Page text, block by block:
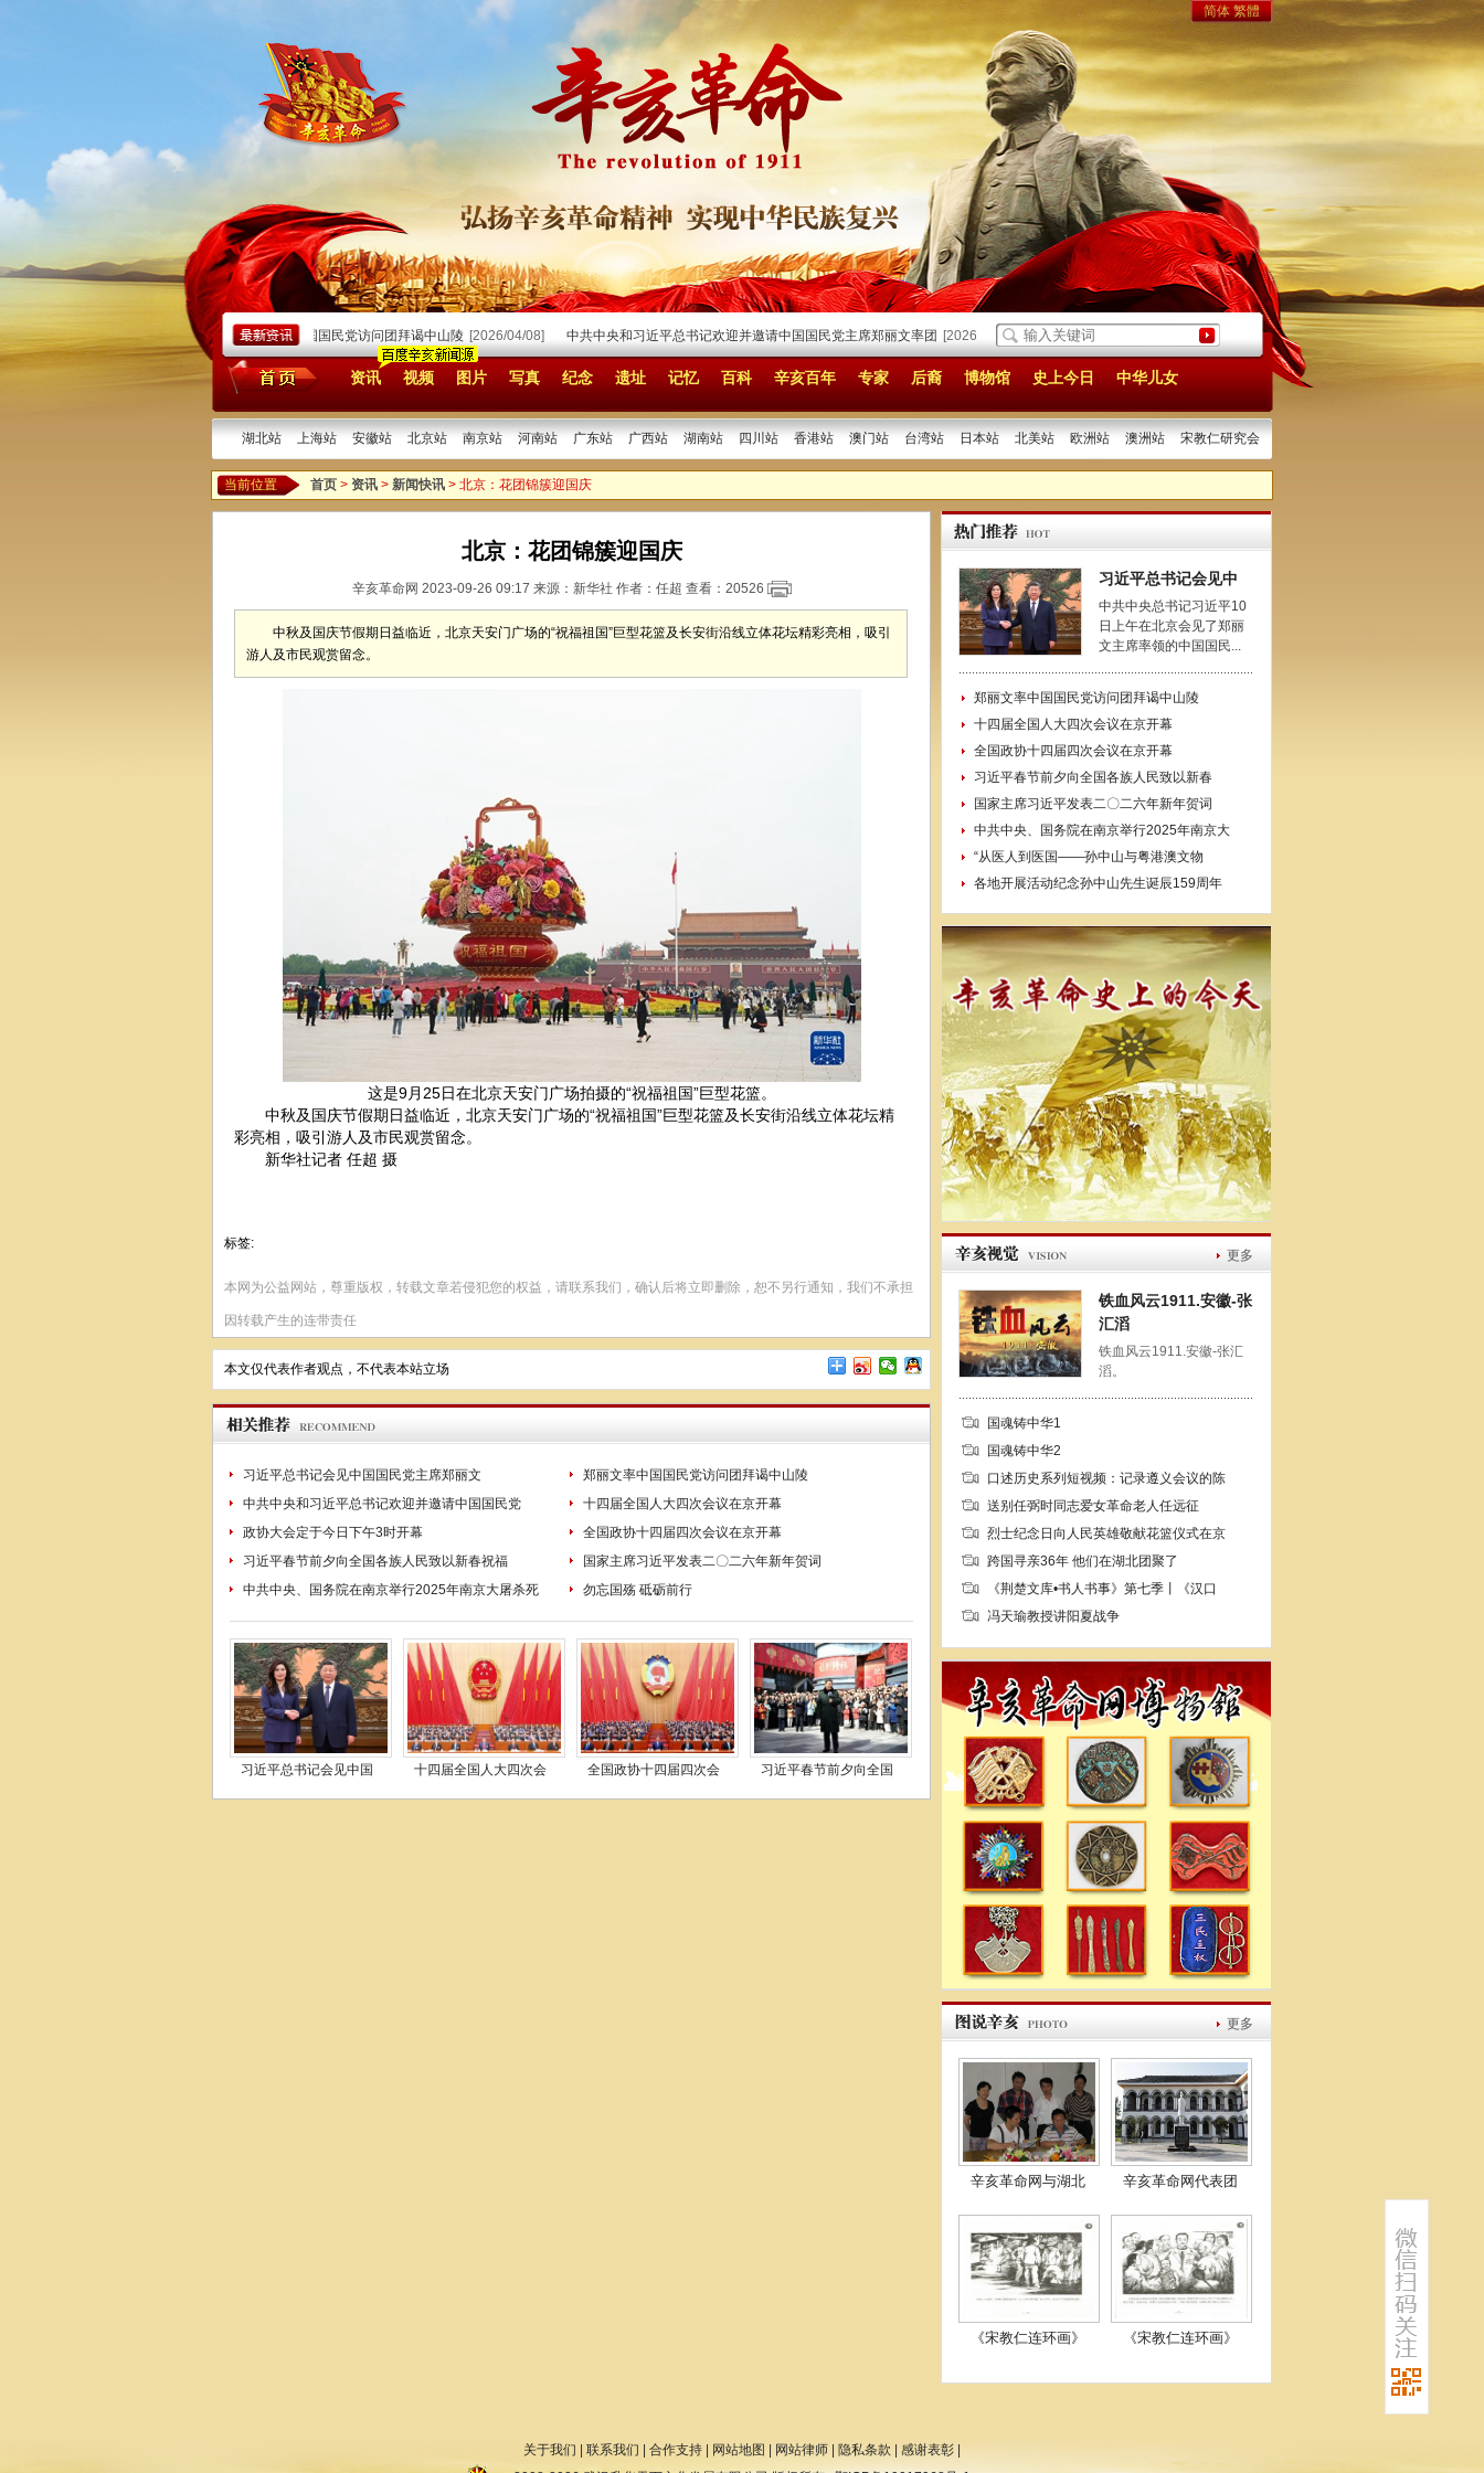
简体 繁體
国民党主席郑丽文 [2026/04/10] 郑丽文率中国国民党访问团拜谒中山陵 [2026/04/08] 中共中央和习近平总书记欢迎并邀请中国国民党主席郑丽文率团 [2026/03/30] 十四届全国人大四次会议在京开幕 [2026/03/06] 全国政协十四届四次会议在
资讯 视频 图片 写真 纪念 遗址 记忆 百科 辛亥百年 专家 后裔 博物馆 史上今日 中华儿女
湖北站 上海站 安徽站 北京站 南京站 河南站 广东站 广西站 湖南站 四川站 香港站 澳门站 台湾站 日本站 北美站 欧洲站 澳洲站 宋教仁研究会
当前位置 首页 > 资讯 > 新闻快讯 > 北京：花团锦簇迎国庆
北京：花团锦簇迎国庆
辛亥革命网 2023-09-26 09:17 来源： 新华社 作者：任超 查看： 20526
中秋及国庆节假期日益临近，北京天安门广场的“祝福祖国”巨型花篮及长安街沿线立体花坛精彩亮相，吸引
游人及市民观赏留念。
这是9月25日在北京天安门广场拍摄的“祝福祖国”巨型花篮。
中秋及国庆节假期日益临近，北京天安门广场的“祝福祖国”巨型花篮及长安街沿线立体花坛精
彩亮相，吸引游人及市民观赏留念。
新华社记者 任超 摄
标签:
本网为公益网站，尊重版权，转载文章若侵犯您的权益，请联系我们，确认后将立即删除，恕不另行通知，我们不承担
因转载产生的连带责任
本文仅代表作者观点，不代表本站立场
习近平总书记会见中国国民党主席郑丽文
郑丽文率中国国民党访问团拜谒中山陵
中共中央和习近平总书记欢迎并邀请中国国民党
十四届全国人大四次会议在京开幕
政协大会定于今日下午3时开幕
全国政协十四届四次会议在京开幕
习近平春节前夕向全国各族人民致以新春祝福
国家主席习近平发表二〇二六年新年贺词
中共中央、国务院在南京举行2025年南京大屠杀死
勿忘国殇 砥砺前行
习近平总书记会见中国 十四届全国人大四次会 全国政协十四届四次会 习近平春节前夕向全国
习近平总书记会见中
中共中央总书记习近平10
日上午在北京会见了郑丽
文主席率领的中国国民...
郑丽文率中国国民党访问团拜谒中山陵
十四届全国人大四次会议在京开幕
全国政协十四届四次会议在京开幕
习近平春节前夕向全国各族人民致以新春
国家主席习近平发表二〇二六年新年贺词
中共中央、国务院在南京举行2025年南京大
“从医人到医国——孙中山与粤港澳文物
各地开展活动纪念孙中山先生诞辰159周年
更多
铁血风云1911.安徽-张
汇滔
铁血风云1911.安徽-张汇
滔。
国魂铸中华1
国魂铸中华2
口述历史系列短视频：记录遵义会议的陈
送别任弼时同志爱女革命老人任远征
烈士纪念日向人民英雄敬献花篮仪式在京
跨国寻亲36年 他们在湖北团聚了
《荆楚文库•书人书事》第七季丨《汉口
冯天瑜教授讲阳夏战争
更多
辛亥革命网与湖北 辛亥革命网代表团
《宋教仁连环画》 《宋教仁连环画》
关于我们 联系我们 合作支持 网站地图 网站律师 隐私条款 感谢表彰